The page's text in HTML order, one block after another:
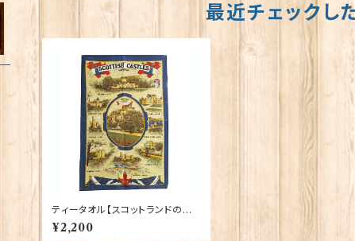
最近チェックし
ティータオル【スコットランドのお
城】Glen Appin of Scotland 50
001-V(TT0860)
¥2,200